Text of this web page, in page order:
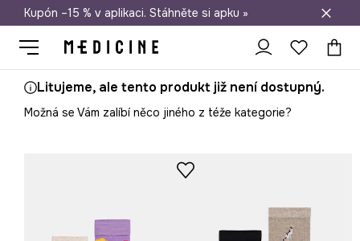
Doprava zdarma při nákupu nad 1 200 Kč
Kupón –15 % v aplikaci. Stáhněte si apku »
Litujeme, ale tento produkt již není dostupný.
Možná se Vám zalíbí něco jiného z téže kategorie?